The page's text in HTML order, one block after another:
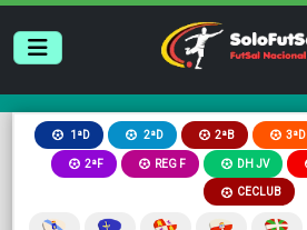
1ªD 2ªD 2ªB 3ªD
2ªF REG F DH JV
CECLUB